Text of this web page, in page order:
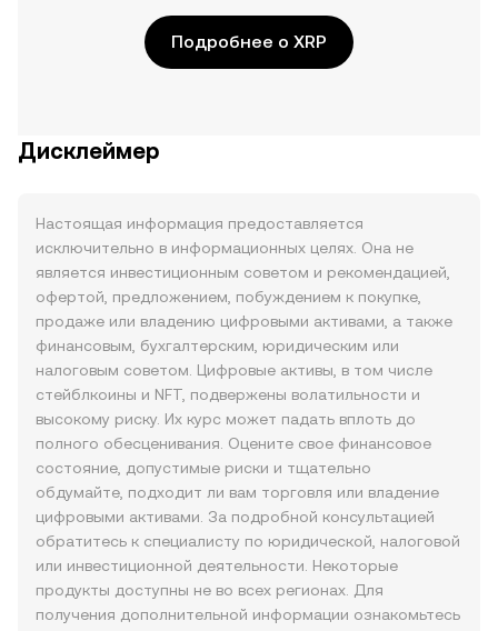
Подробнее о XRP
Дисклеймер
Настоящая информация предоставляется
исключительно в информационных целях. Она не
является инвестиционным советом и рекомендацией,
офертой, предложением, побуждением к покупке,
продаже или владению цифровыми активами, а также
финансовым, бухгалтерским, юридическим или
налоговым советом. Цифровые активы, в том числе
стейблкоины и NFT, подвержены волатильности и
высокому риску. Их курс может падать вплоть до
полного обесценивания. Оцените свое финансовое
состояние, допустимые риски и тщательно
обдумайте, подходит ли вам торговля или владение
цифровыми активами. За подробной консультацией
обратитесь к специалисту по юридической, налоговой
или инвестиционной деятельности. Некоторые
продукты доступны не во всех регионах. Для
получения дополнительной информации ознакомьтесь